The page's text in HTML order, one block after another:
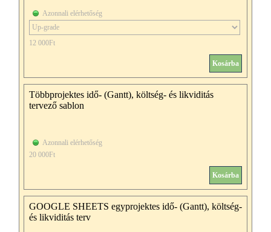
Azonnali elérhetőség
12 000Ft
Kosárba
Többprojektes idő- (Gantt), költség- és likviditás
tervező sablon
Azonnali elérhetőség
20 000Ft
Kosárba
GOOGLE SHEETS egyprojektes idő- (Gantt), költség-
és likviditás terv